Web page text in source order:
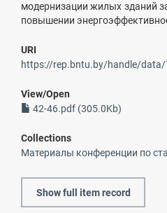
модернизации жилых зданий
повышении
URI
https://rep.bntu.by/handle/data/
View/Open
42-46.pdf (305.0Kb)
Collections
Материалы конференции по
Show full item record